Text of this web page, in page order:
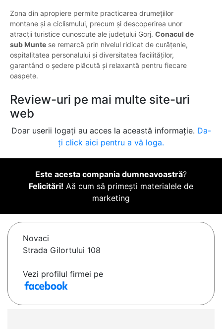
Zona din apropiere permite practicarea drumețiilor
montane și a ciclismului, precum și descoperirea unor
atracții turistice cunoscute ale județului Gorj. Conacul de
sub Munte se remarcă prin nivelul ridicat de curățenie,
ospitalitatea personalului și diversitatea facilităților,
garantând o ședere plăcută și relaxantă pentru fiecare
oaspete.
Review-uri pe mai multe site-uri
web
Doar userii logați au acces la această informație. Da-
ți click aici pentru a vă loga.
Este acesta compania dumneavoastră?
Felicitări! Aă cum să primești materialele de
marketing
Novaci
Strada Gilortului 108
Vezi profilul firmei pe